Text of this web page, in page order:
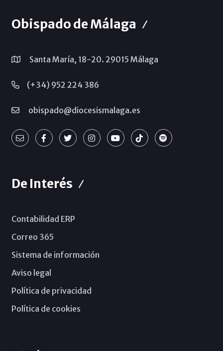
Obispado de Málaga
Santa María, 18-20. 29015 Málaga
(+34) 952 224 386
obispado@diocesismalaga.es
De Interés
Contabilidad ERP
Correo 365
Sistema de información
Aviso legal
Política de privacidad
Política de cookies